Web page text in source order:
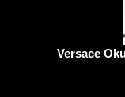
Versace